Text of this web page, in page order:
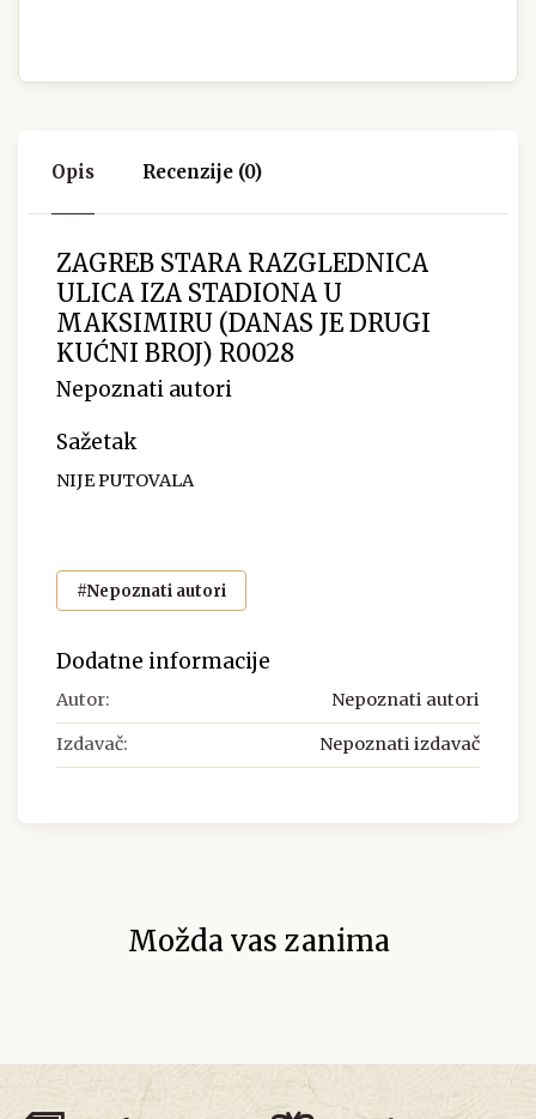
Opis Recenzije (0)
ZAGREB STARA RAZGLEDNICA
ULICA IZA STADIONA U
MAKSIMIRU (DANAS JE DRUGI
KUĆNI BROJ) R0028
Nepoznati autori
Sažetak
NIJE PUTOVALA
#Nepoznati autori
Dodatne informacije
Autor: Nepoznati autori
Izdavač: Nepoznati izdavač
Možda vas zanima